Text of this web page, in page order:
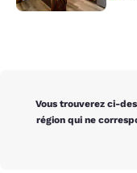
Vous trouverez ci-
région qui ne